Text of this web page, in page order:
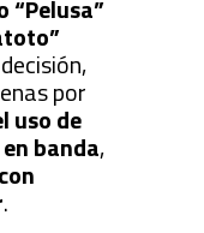
“Pelusa”
por
uso de
banda,
con
.